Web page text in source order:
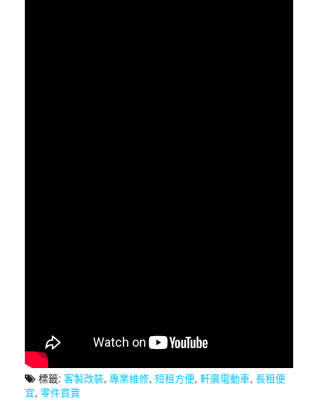
標籤: 客製改裝, 專業維修, 短租方便, 軒廣電動車, 長租便
宜, 零件買賣